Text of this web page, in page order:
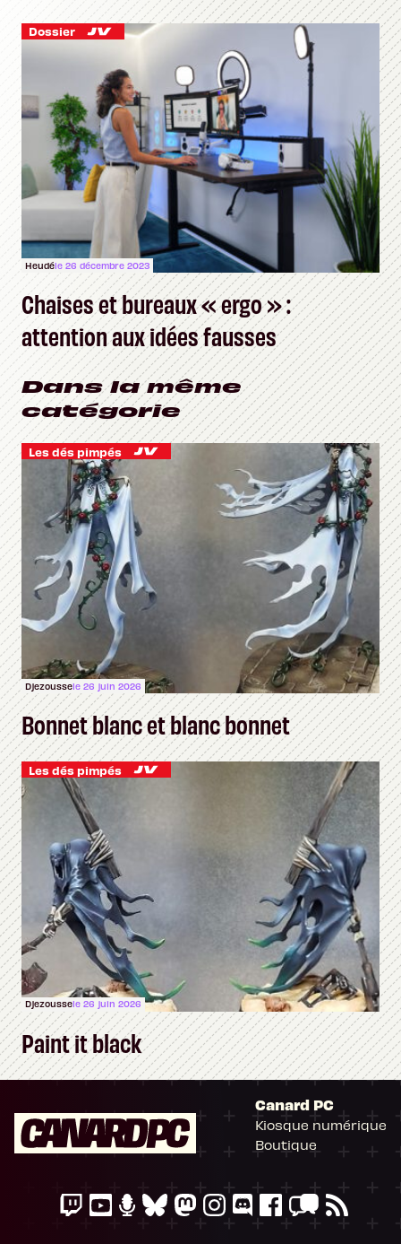
Dossier
Heudéle 26 décembre 2023
Chaises et bureaux « ergo » :
attention aux idées fausses
Dans la même
catégorie
Les dés pimpés
Djezoussele 26 juin 2026
Bonnet blanc et blanc bonnet
Les dés pimpés
Djezoussele 26 juin 2026
Paint it black
Canard PC
Kiosque numérique
Boutique